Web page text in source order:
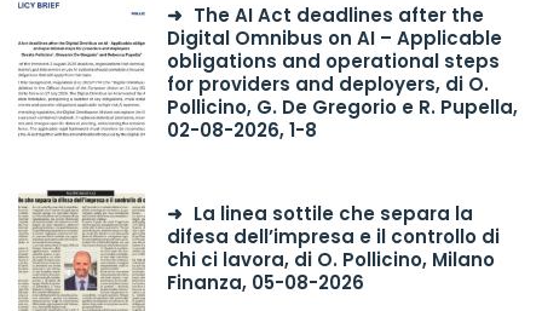
The AI Act deadlines after the
Digital Omnibus on AI – Applicable
obligations and operational steps
for providers and deployers, di O.
Pollicino, G. De Gregorio e R. Pupella,
02-08-2026, 1-8
La linea sottile che separa la
difesa dell’impresa e il controllo di
chi ci lavora, di O. Pollicino, Milano
Finanza, 05-08-2026